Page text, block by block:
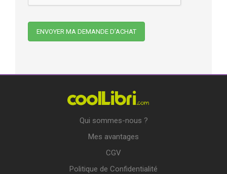
Qui sommes-nous ?
Mes avantages
CGV
Politique de Confidentialité